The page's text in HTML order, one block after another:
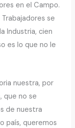
en el Campo.
se
Industria, cien
es lo que no le
nuestra, por
que no se
de nuestra
país, queremos